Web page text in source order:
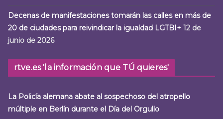
Decenas de manifestaciones tomarán las calles en más de
20 de ciudades para reivindicar la igualdad LGTBI+ 12 de
junio de 2026
rtve.es 'la información que TÚ quieres'
La Policía alemana abate al sospechoso del atropello
múltiple en Berlín durante el Día del Orgullo